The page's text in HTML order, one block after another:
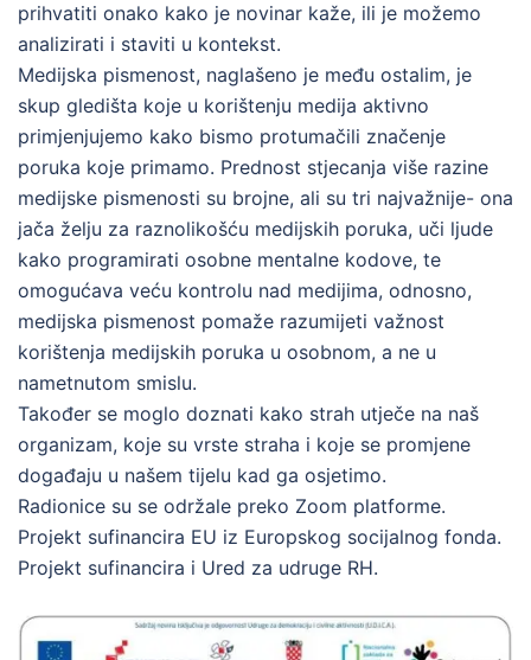
prihvatiti onako kako je novinar kaže, ili je možemo
analizirati i staviti u kontekst.
Medijska pismenost, naglašeno je među ostalim, je
skup gledišta koje u korištenju medija aktivno
primjenjujemo kako bismo protumačili značenje
poruka koje primamo. Prednost stjecanja više razine
medijske pismenosti su brojne, ali su tri najvažnije- ona
jača želju za raznolikošću medijskih poruka, uči ljude
kako programirati osobne mentalne kodove, te
omogućava veću kontrolu nad medijima, odnosno,
medijska pismenost pomaže razumijeti važnost
korištenja medijskih poruka u osobnom, a ne u
nametnutom smislu.
Također se moglo doznati kako strah utječe na naš
organizam, koje su vrste straha i koje se promjene
događaju u našem tijelu kad ga osjetimo.
Radionice su se održale preko Zoom platforme.
Projekt sufinancira EU iz Europskog socijalnog fonda.
Projekt sufinancira i Ured za udruge RH.